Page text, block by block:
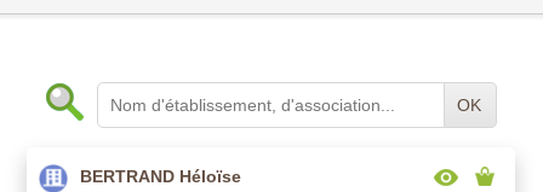
OK
BERTRAND Héloïse